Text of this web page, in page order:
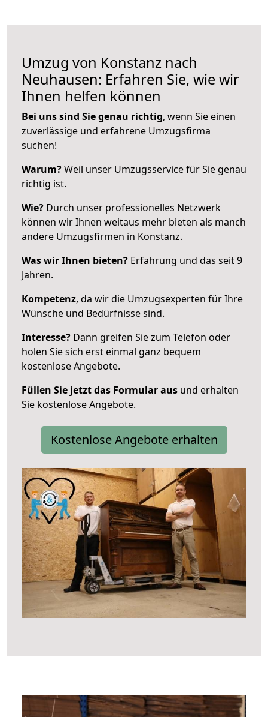
Umzug von Konstanz nach
Neuhausen: Erfahren Sie, wie wir
Ihnen helfen können
Bei uns sind Sie genau richtig, wenn Sie einen
zuverlässige und erfahrene Umzugsfirma
suchen!
Warum?Weil unser Umzugsservice für Sie genau
richtig ist.
Wie? Durch unser professionelles Netzwerk
können wir Ihnen weitaus mehr bieten als manch
andere Umzugsfirmen in Konstanz.
Was wir Ihnen bieten? Erfahrung und das seit 9
Jahren.
Kompetenz, da wir die Umzugsexperten für Ihre
Wünsche und Bedürfnisse sind.
Interesse? Dann greifen Sie zum Telefon oder
holen Sie sich erst einmal ganz bequem
kostenlose Angebote.
Füllen Sie jetzt das Formular aus und erhalten
Sie kostenlose Angebote.
Kostenlose Angebote erhalten